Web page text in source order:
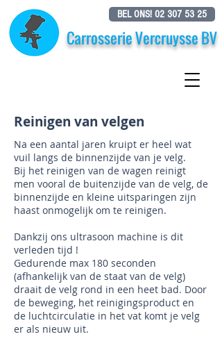
BEL ONS! 02 307 53 25
Carrosserie Vercruysse BV
Reinigen van velgen
Na een aantal jaren kruipt er heel wat
vuil langs de binnenzijde van je velg.
Bij het reinigen van de wagen reinigt
men vooral de buitenzijde van de velg, de
binnenzijde en kleine uitsparingen zijn
haast onmogelijk om te reinigen.
Dankzij ons ultrasoon machine is dit
verleden tijd !
Gedurende max 180 seconden
(afhankelijk van de staat van de velg)
draait de velg rond in een heet bad. Door
de beweging, het reinigingsproduct en
de luchtcirculatie in het vat komt je velg
er als nieuw uit.